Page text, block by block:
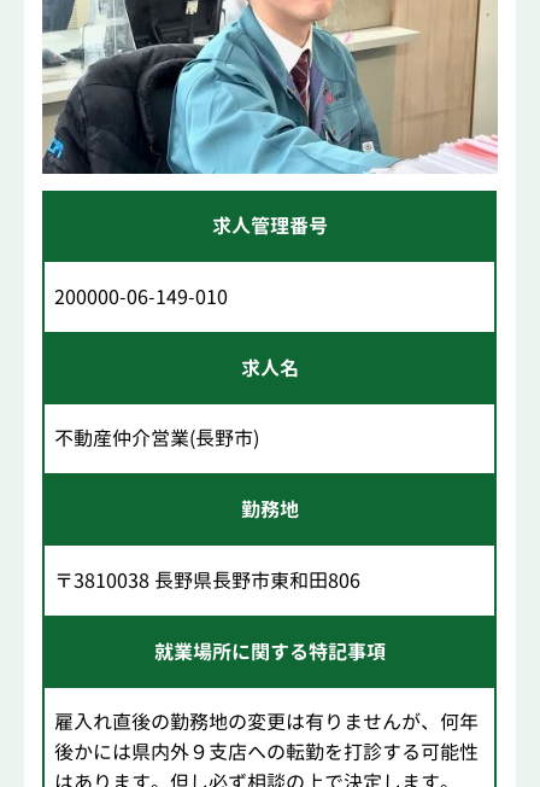
求人管理番号
200000-06-149-010
求人名
不動産仲介営業(長野市)
勤務地
〒3810038 長野県長野市東和田806
就業場所に関する特記事項
雇入れ直後の勤務地の変更は有りませんが、何年
後かには県内外９支店への転勤を打診する可能性